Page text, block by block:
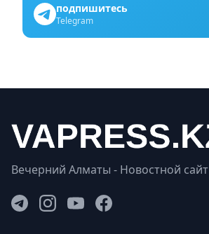
подпишитесь
Telegram
Вечерний Алматы - Новостной сайт